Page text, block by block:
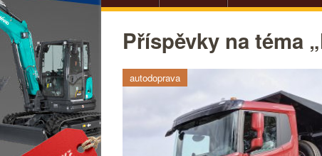
Příspěvky na téma
autodoprava